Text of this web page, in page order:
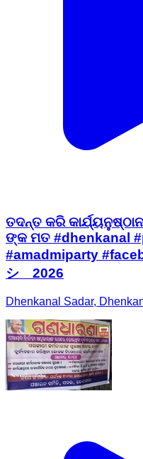
ତଦନ୍ତ କରି
ଙ୍କ ମତ #dhenkanal
#amadmiparty
シ゚2026
Dhenkanal Sadar,